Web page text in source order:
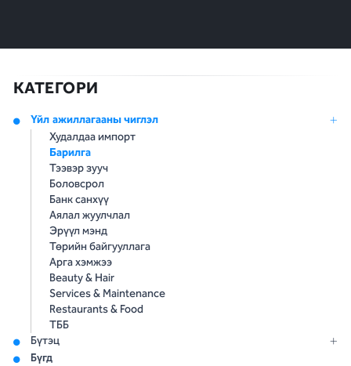
КАТЕГОРИ
Үйл ажиллагааны чиглэл
Худалдаа импорт
Барилга
Тээвэр зууч
Боловсрол
Банк санхүү
Аялал жуулчлал
Эрүүл мэнд
Төрийн байгууллага
Арга хэмжээ
Beauty & Hair
Services & Maintenance
Restaurants & Food
ТББ
Бүтэц
Бүгд